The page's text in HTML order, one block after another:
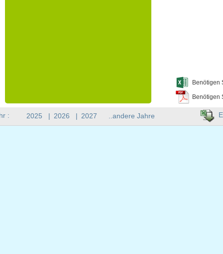
Benötigen
Benötigen
: 2025 | 2026 | 2027 ..andere Jahre